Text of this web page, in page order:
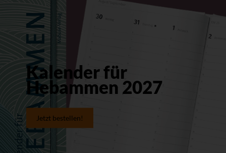
Kalender für
Hebammen 2027
Jetzt bestellen!